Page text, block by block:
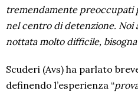
tremendamente preoccupati
nel centro di detenzione. Noi
nottata molto difficile,
Scuderi (Avs) ha parlato
definendo l’esperienza “